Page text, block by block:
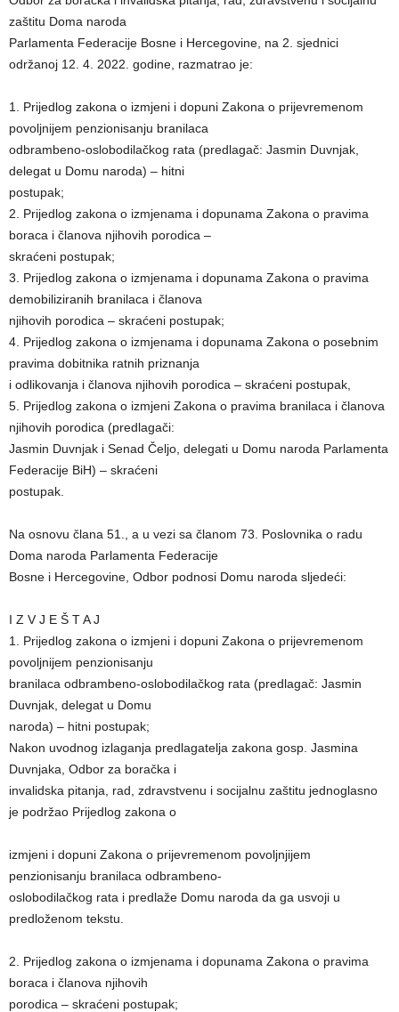
zaštitu Doma naroda
Parlamenta Federacije Bosne i Hercegovine, na 2. sjednici
održanoj 12. 4. 2022. godine, razmatrao je:
1. Prijedlog zakona o izmjeni i dopuni Zakona o prijevremenom
povoljnijem penzionisanju branilaca
odbrambeno-oslobodilačkog rata (predlagač: Jasmin Duvnjak,
delegat u Domu naroda) – hitni
postupak;
2. Prijedlog zakona o izmjenama i dopunama Zakona o pravima
boraca i članova njihovih porodica –
skraćeni postupak;
3. Prijedlog zakona o izmjenama i dopunama Zakona o pravima
demobiliziranih branilaca i članova
njihovih porodica – skraćeni postupak;
4. Prijedlog zakona o izmjenama i dopunama Zakona o posebnim
pravima dobitnika ratnih priznanja
i odlikovanja i članova njihovih porodica – skraćeni postupak,
5. Prijedlog zakona o izmjeni Zakona o pravima branilaca i članova
njihovih porodica (predlagači:
Jasmin Duvnjak i Senad Čeljo, delegati u Domu naroda Parlamenta
Federacije BiH) – skraćeni
postupak.
Na osnovu člana 51., a u vezi sa članom 73. Poslovnika o radu
Doma naroda Parlamenta Federacije
Bosne i Hercegovine, Odbor podnosi Domu naroda sljedeći:
I Z V J E Š T A J
1. Prijedlog zakona o izmjeni i dopuni Zakona o prijevremenom
povoljnijem penzionisanju
branilaca odbrambeno-oslobodilačkog rata (predlagač: Jasmin
Duvnjak, delegat u Domu
naroda) – hitni postupak;
Nakon uvodnog izlaganja predlagatelja zakona gosp. Jasmina
Duvnjaka, Odbor za boračka i
invalidska pitanja, rad, zdravstvenu i socijalnu zaštitu jednoglasno
je podržao Prijedlog zakona o
izmjeni i dopuni Zakona o prijevremenom povoljnjijem
penzionisanju branilaca odbrambeno-
oslobodilačkog rata i predlaže Domu naroda da ga usvoji u
predloženom tekstu.
2. Prijedlog zakona o izmjenama i dopunama Zakona o pravima
boraca i članova njihovih
porodica – skraćeni postupak;